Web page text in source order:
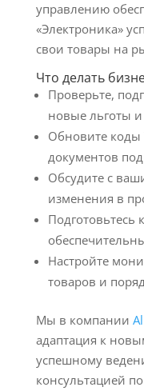
управлению
«Электроника»
свои товары на
Что делать
Проверьте,
новые льготы
Обновите
документов
Обсудите с
изменения в
Настройте
товаров и
Мы в компании
адаптация к
успешному
консультацией